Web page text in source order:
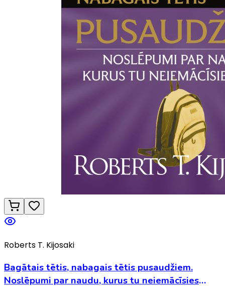
Roberts T. Kijosaki
Bagātais tētis, nabagais tētis pusaudžiem.
Noslēpumi par naudu, kurus tu neiemācīsies